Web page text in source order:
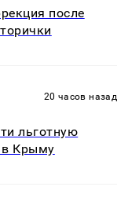
после
20 часов назад
льготную
в Крыму